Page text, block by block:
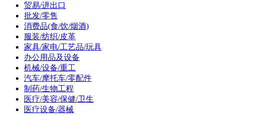
贸易/进出口
批发/零售
消费品(食/饮/烟酒)
服装/纺织/皮革
家具/家电/工艺品/玩具
办公用品及设备
机械/设备/重工
汽车/摩托车/零配件
制药/生物工程
医疗/美容/保健/卫生
医疗设备/器械